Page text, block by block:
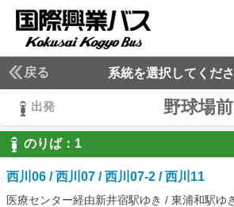
戻る 系統を選択してくだ
出発 野球場前
のりば： 1
1
西川06 / 西川07 / 西川07-2 / 西川11
医療センター経由新井宿駅ゆき / 東浦和駅ゆ